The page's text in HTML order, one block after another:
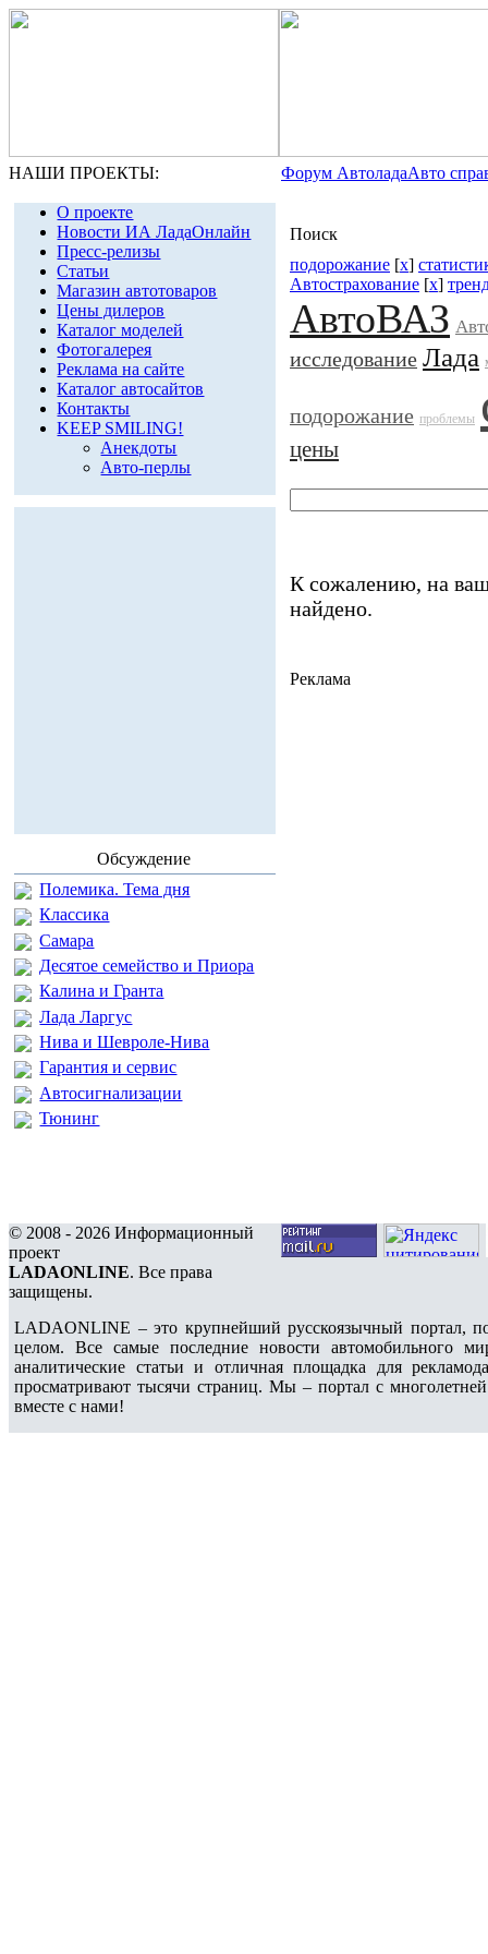
НАШИ ПРОЕКТЫ: Форум АвтоладаАвто
О проекте
Новости ИА ЛадаОнлайн
Пресс-релизы
Статьи
Магазин автотоваров
Цены дилеров
Каталог моделей
Фотогалерея
Реклама на сайте
Каталог автосайтов
Контакты
KEEP SMILING!
Анекдоты
Авто-перлы
Обсуждение
Полемика. Тема дня
Классика
Самара
Десятое семейство и Приора
Калина и Гранта
Лада Ларгус
Нива и Шевроле-Нива
Гарантия и сервис
Автосигнализации
Тюнинг
Поиск
подорожание [x]
Автострахование [x]
АвтоВАЗ
исследование Лада
подорожание проблемы
цены
К сожалению, на
найдено.
Реклама
© 2008 - 2026 Информационный
проект
LADAONLINE. Все права
защищены.
LADAONLINE – это крупнейший русскоязычный портал,
целом. Все самые последние новости автомобильного
аналитические статьи и отличная площадка для
просматривают тысячи страниц. Мы – портал с
вместе с нами!